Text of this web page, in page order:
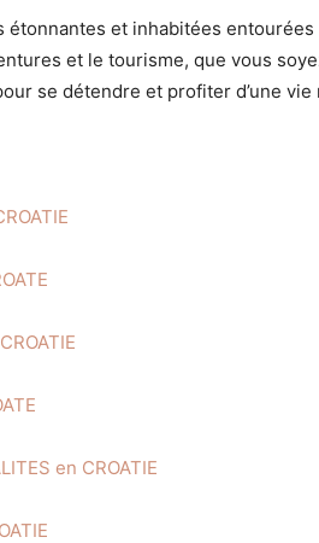
étonnantes et inhabitées
et le tourisme, que vous
se détendre et profiter d’une
en CROATIE